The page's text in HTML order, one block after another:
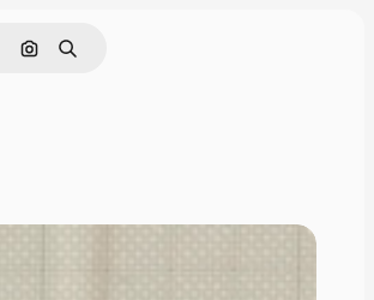
Поиск по изображению
Поиск